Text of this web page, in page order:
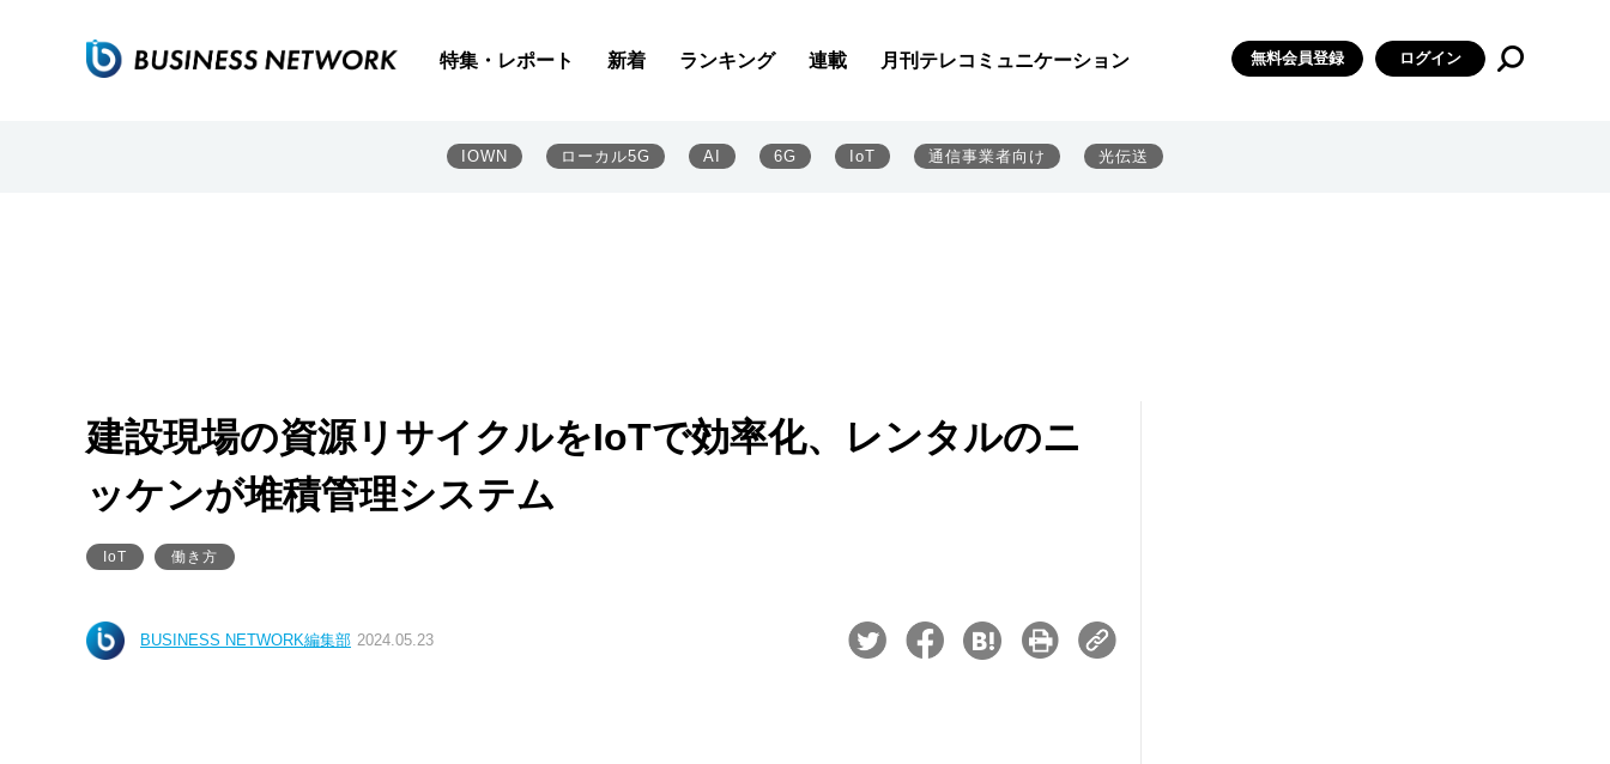
特集・レポート 新着 ランキング 連載 月刊テレコミュニケーション 無料会員登録 ログイン
IOWN ローカル5G AI 6G IoT 通信事業者向け 光伝送
建設現場の資源リサイクルをIoTで効率化、レンタルのニ
ッケンが堆積管理システム
IoT 働き方
BUSINESS NETWORK編集部 2024.05.23